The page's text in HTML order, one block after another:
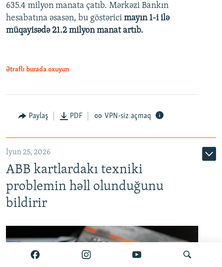
Auto 240p 360p 480p
720p 1080p
720p
635.4 milyon manata çatıb. Mərkəzi Bankın
hesabatına əsasən, bu göstərici mayın 1-i ilə
müqayisədə 21.2 milyon manat artıb.
Ətraflı burada oxuyun
Paylaş PDF VPN-siz açmaq
İyun 25, 2026
ABB kartlardakı texniki
problemin həll olunduğunu
bildirir